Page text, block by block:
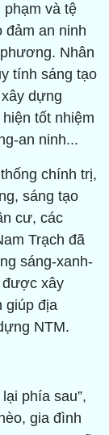
phạm và tệ
đảm an ninh
Nhân
tính sáng tạo
dựng
tốt nhiệm
an ninh...
chính trị,
sáng tạo
cư, các
Trạch đã
sáng-xanh-
được xây
giúp địa
NTM.
phía sau”,
gia đình